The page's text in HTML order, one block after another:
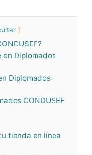
Diplomados
Diplomados
CONDUSEF
tienda en línea